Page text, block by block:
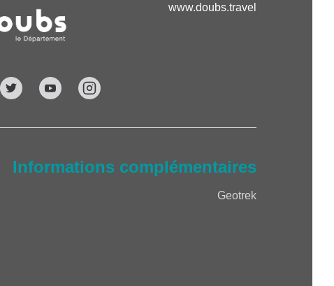
www.doubs.travel
Informations complémentaires
Geotrek